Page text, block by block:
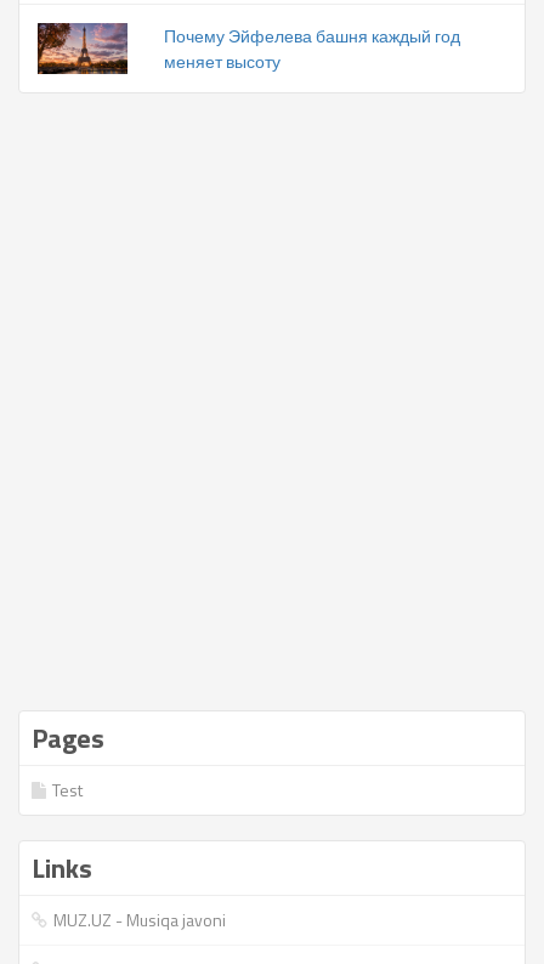
Почему Эйфелева башня каждый год
меняет высоту
Pages
Test
Links
MUZ.UZ - Musiqa javoni